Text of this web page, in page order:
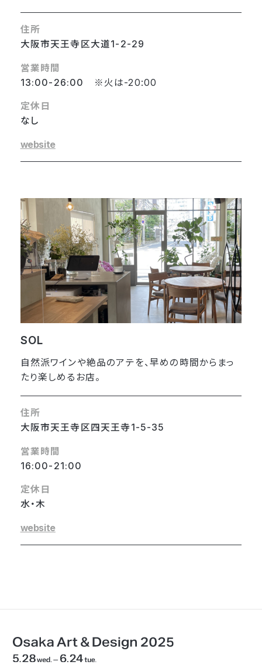
住所
大阪市天王寺区大道1-2-29
営業時間
13:00-26:00
※火は-20:00
定休日
なし
website
SOL
自然派ワインや絶品のアテを、早めの時間からまっ
たり楽しめるお店。
住所
大阪市天王寺区四天王寺1-5-35
営業時間
16:00-21:00
定休日
水・木
website